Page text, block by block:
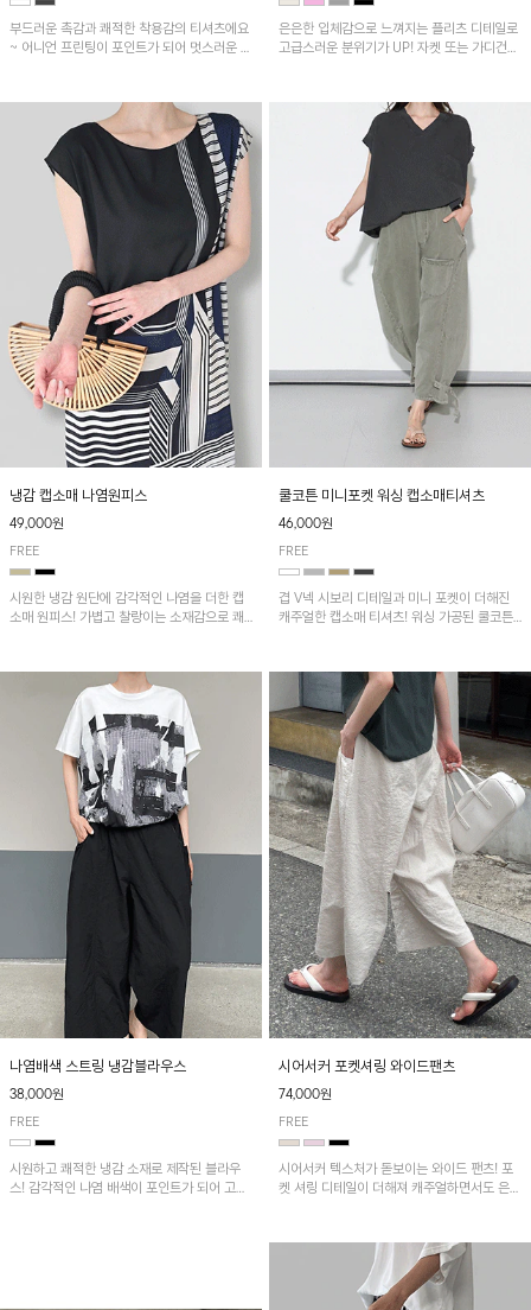
부드러운 촉감과 쾌적한 착용감의 티셔츠에요
~ 어니언 프린팅이 포인트가 되어 멋스러운 아
은은한 입체감으로 느껴지는 플리츠 디테일로
고급스러운 분위기가 UP! 자켓 또는 가디건과
냉감 캡소매 나염원피스
49,000원
FREE
시원한 냉감 원단에 감각적인 나염을 더한 캡
소매 원피스! 가볍고 찰랑이는 소재감으로 쾌
쿨코튼 미니포켓 워싱 캡소매티셔츠
46,000원
FREE
겹 V넥 시보리 디테일과 미니 포켓이 더해진
캐주얼한 캡소매 티셔츠! 워싱 가공된 쿨코튼
나염배색 스트링 냉감블라우스
38,000원
FREE
시원하고 쾌적한 냉감 소재로 제작된 블라우
스! 감각적인 나염 배색이 포인트가 되어 고급
시어서커 포켓셔링 와이드팬츠
74,000원
FREE
시어서커 텍스처가 돋보이는 와이드 팬츠! 포
켓 셔링 디테일이 더해져 캐주얼하면서도 은은
다. 가볍고 쾌적한 착용감으로 여름철 데일리
아이템으로 활용하기 좋아요~